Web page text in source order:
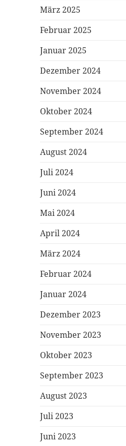
März 2025
Februar 2025
Januar 2025
Dezember 2024
November 2024
Oktober 2024
September 2024
August 2024
Juli 2024
Juni 2024
Mai 2024
April 2024
März 2024
Februar 2024
Januar 2024
Dezember 2023
November 2023
Oktober 2023
September 2023
August 2023
Juli 2023
Juni 2023